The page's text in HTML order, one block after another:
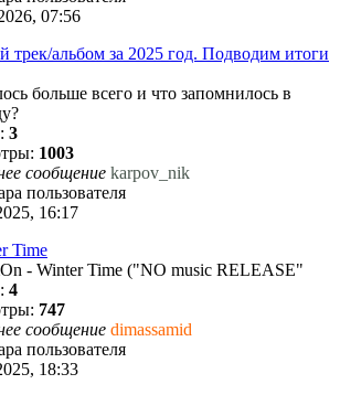
07:56
альбом за 2025 год. Подводим итоги
больше всего и что запомнилось в
3
1003
сообщение karpov_nik
16:17
Time
- Winter Time ("NO music RELEASE"
4
747
сообщение dimassamid
18:33